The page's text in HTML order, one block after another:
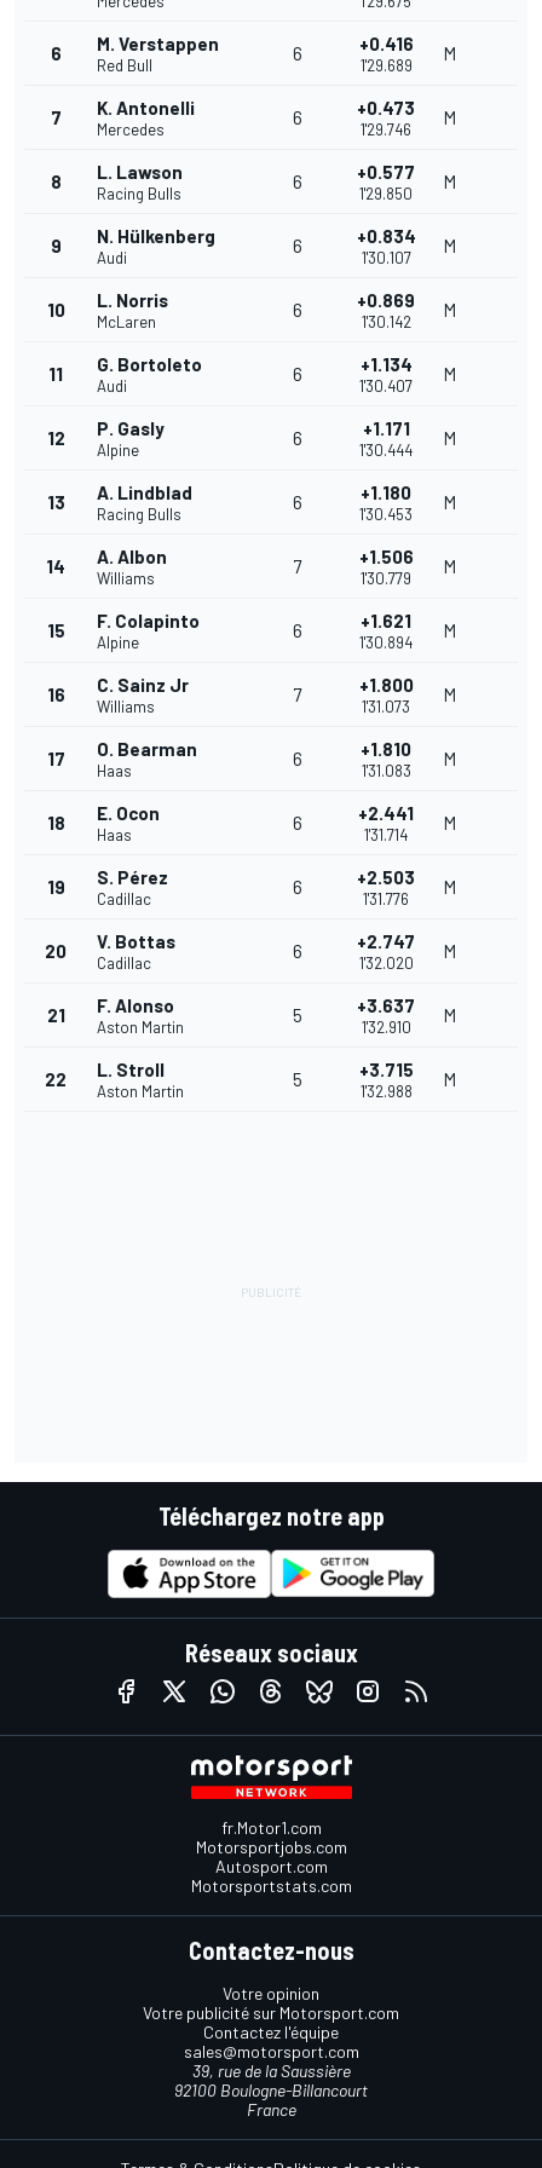
6 M. Verstappen
Red Bull
6 +0.416
1'29.689
M
7 K. Antonelli
Mercedes
6 +0.473
1'29.746
M
8 L. Lawson
Racing Bulls
6 +0.577
1'29.850
M
9 N. Hülkenberg
Audi
6 +0.834
1'30.107
M
10 L. Norris
McLaren
6 +0.869
1'30.142
M
11 G. Bortoleto
Audi
6 +1.134
1'30.407
M
12 P. Gasly
Alpine
6 +1.171
1'30.444
M
13 A. Lindblad
Racing Bulls
6 +1.180
1'30.453
M
14 A. Albon
Williams
7 +1.506
1'30.779
M
15 F. Colapinto
Alpine
6 +1.621
1'30.894
M
16 C. Sainz Jr
Williams
7 +1.800
1'31.073
M
17 O. Bearman
Haas
6 +1.810
1'31.083
M
18 E. Ocon
Haas
6 +2.441
1'31.714
M
19 S. Pérez
Cadillac
6 +2.503
1'31.776
M
20 V. Bottas
Cadillac
6 +2.747
1'32.020
M
21 F. Alonso
Aston Martin
5 +3.637
1'32.910
M
22 L. Stroll
Aston Martin
5 +3.715
1'32.988
M
Téléchargez notre app
Réseaux sociaux
fr.Motor1.com
Motorsportjobs.com
Autosport.com
Motorsportstats.com
Contactez-nous
Votre opinion
Votre publicité sur Motorsport.com
Contactez l'équipe
sales@motorsport.com
39, rue de la Saussière
92100 Boulogne-Billancourt
France